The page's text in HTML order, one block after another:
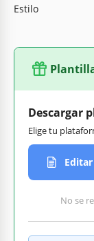
Estilo
Descargar
Elige tu
No se